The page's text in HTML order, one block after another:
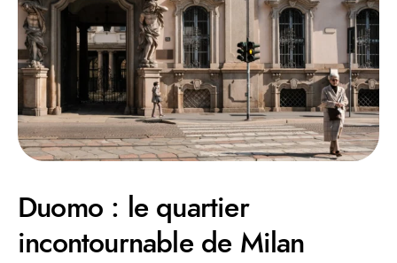
Duomo : le quartier
incontournable de Milan